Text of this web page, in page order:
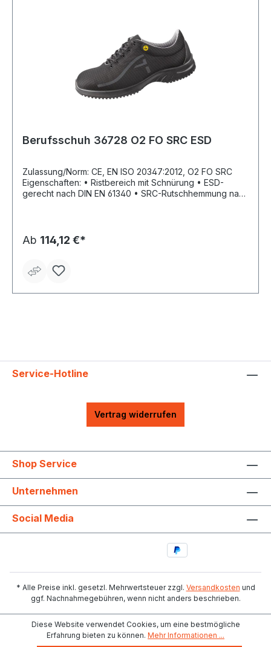
Berufsschuh 36728 O2 FO SRC ESD
Zulassung/Norm: CE, EN ISO 20347:2012, O2 FO SRC
Eigenschaften: • Ristbereich mit Schnürung • ESD-
gerecht nach DIN EN 61340 • SRC-Rutschhemmung nach
TPU-Laufsohle, rutschhemmend Material:
Atmungsaktives Textil, Atmungsaktives Innenfutter mit
Ab 114,12 €*
Service-Hotline
Vertrag widerrufen
Shop Service
Unternehmen
Social Media
* Alle Preise inkl. gesetzl. Mehrwertsteuer zzgl. Versandkosten und
ggf. Nachnahmegebühren, wenn nicht anders beschrieben.
Diese Website verwendet Cookies, um eine bestmögliche
Erfahrung bieten zu können. Mehr Informationen ...